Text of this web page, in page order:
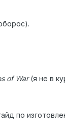
of War(я не в
по